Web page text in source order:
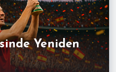
Yeniden